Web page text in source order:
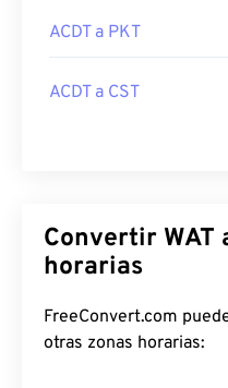
ACDT a PKT
ACDT a CST
Convertir WAT
horarias
FreeConvert.com
otras zonas horarias: